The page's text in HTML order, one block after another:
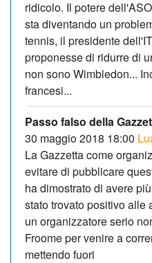
ridicolo. Il potere
sta diventando un
tennis, il presidente
proponesse di ridurre di
non sono Wimbledon...
francesi...
Passo falso della
30 maggio 2018 18:00
La Gazzetta come
evitare di pubblicare
ha dimostrato di avere
stato trovato positivo alle
un organizzatore serio
Froome per venire a
mettendo fuori